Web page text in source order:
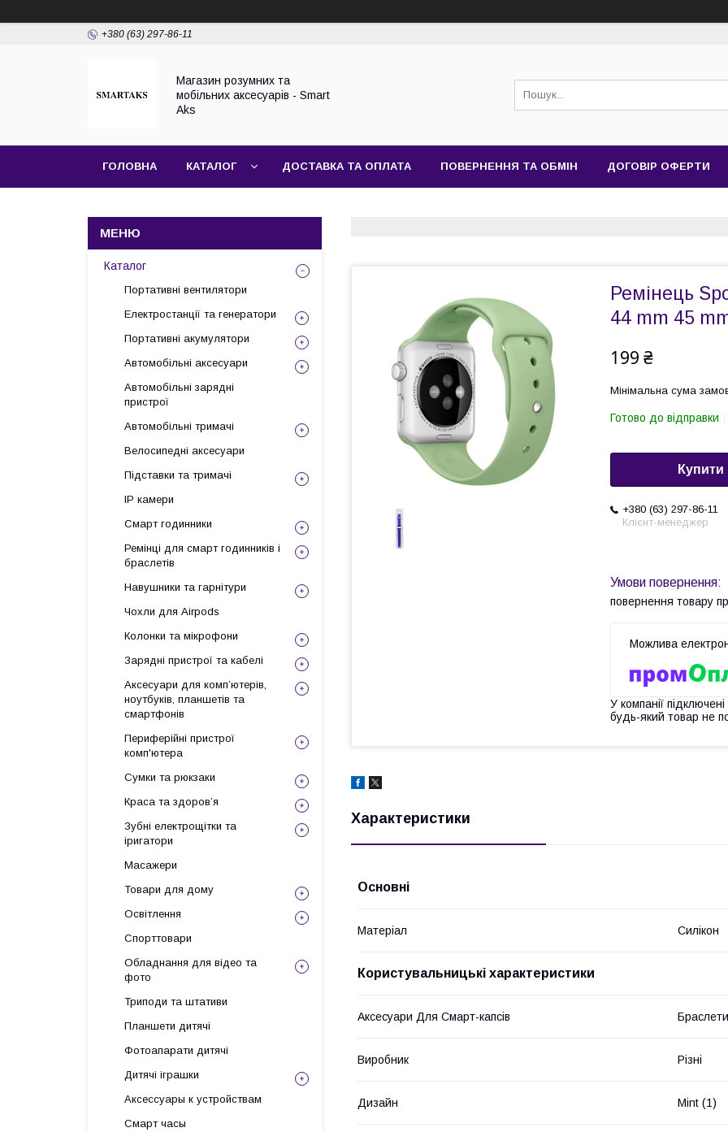
+380 (63) 297-86-11
Магазин розумних та
мобільних аксесуарів - Smart
Aks
ГОЛОВНА КАТАЛОГ ДОСТАВКА ТА ОПЛАТА ПОВЕРНЕННЯ ТА ОБМІН ДОГОВІР ОФЕРТИ
Ремінець
44 mm 45
199 ₴
Мінімальна сума
Готово до відправки
Купити
+380 (63) 297-86-11
Клієнт-менеджер
повернення товару
У компанії
будь-який товар не
Характеристики
Основні
Матеріал Силікон
Користувальницькі характеристики
Аксесуари Для Смарт-капсів Браслети
Виробник Різні
Дизайн Mint (1)
Каталог
Портативні вентилятори
Електростанції та генератори
Портативні акумулятори
Автомобільні аксесуари
Автомобільні зарядні
пристрої
Автомобільні тримачі
Велосипедні аксесуари
Підставки та тримачі
IP камери
Смарт годинники
Ремінці для смарт годинників і
браслетів
Навушники та гарнітури
Чохли для Airpods
Колонки та мікрофони
Зарядні пристрої та кабелі
Аксесуари для комп’ютерів,
ноутбуків, планшетів та
смартфонів
Периферійні пристрої
комп'ютера
Сумки та рюкзаки
Краса та здоров’я
Зубні електрощітки та
іригатори
Масажери
Товари для дому
Освітлення
Спорттовари
Обладнання для відео та
фото
Триподи та штативи
Планшети дитячі
Фотоапарати дитячі
Дитячі іграшки
Аксессуары к устройствам
Смарт часы